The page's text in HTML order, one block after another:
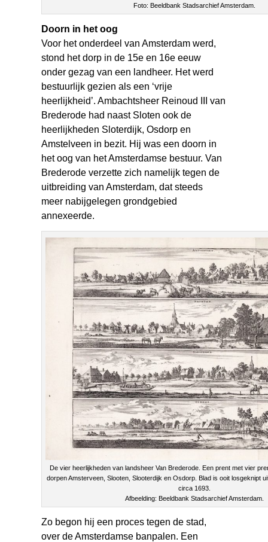
Foto: Beeldbank Stadsarchief Amsterdam.
Doorn in het oog
Voor het onderdeel van Amsterdam werd,
stond het dorp in de 15e en 16e eeuw
onder gezag van een landheer. Het werd
bestuurlijk gezien als een ‘vrije
heerlijkheid’. Ambachtsheer Reinoud III van
Brederode had naast Sloten ook de
heerlijkheden Sloterdijk, Osdorp en
Amstelveen in bezit. Hij was een doorn in
het oog van het Amsterdamse bestuur. Van
Brederode verzette zich namelijk tegen de
uitbreiding van Amsterdam, dat steeds
meer nabijgelegen grondgebied
annexeerde.
De vier heerlijkheden van landsheer Van Brederode. Een prent met vier
dorpen Amsterveen, Slooten, Slooterdijk en Osdorp. Blad is ooit losgeknipt
circa 1693.
Afbeelding: Beeldbank Stadsarchief Amsterdam.
Zo begon hij een proces tegen de stad,
over de Amsterdamse banpalen. Een